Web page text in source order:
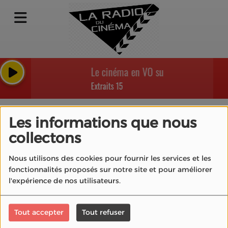
Les informations que nous
collectons
Nous utilisons des cookies pour fournir les services et les
fonctionnalités proposés sur notre site et pour améliorer
l'expérience de nos utilisateurs.
Tout accepter Tout refuser
Le cinéma en VO sur La Radio du
Extraits 15
Boris Duchesnay,
Directeur des
programmes et
acquisitions de OCS